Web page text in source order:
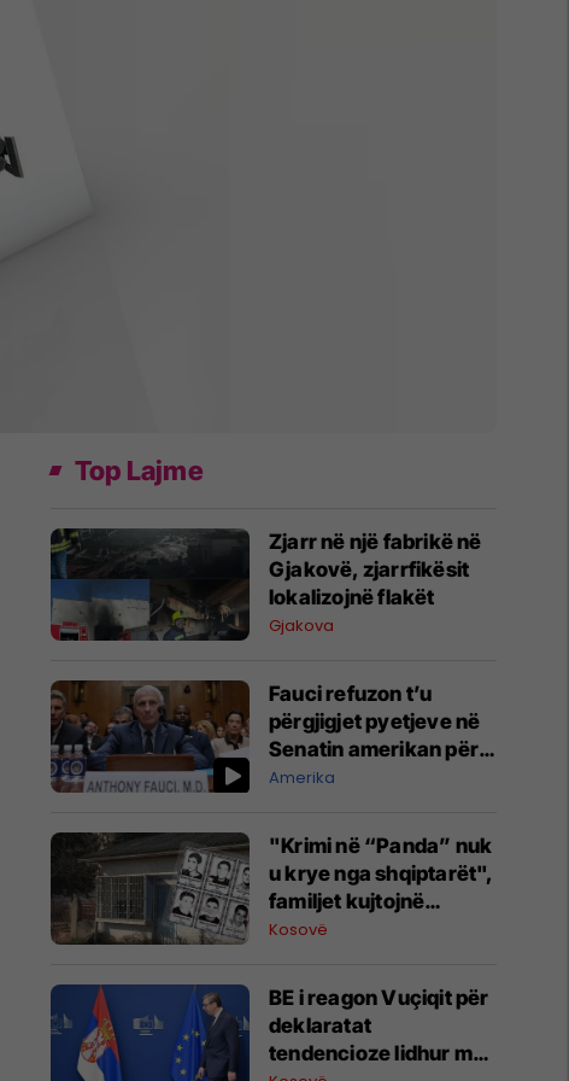
Top Lajme
Zjarr në një fabrikë në
Gjakovë, zjarrfikësit
lokalizojnë flakët
Gjakova
Fauci refuzon t’u
përgjigjet pyetjeve në
Senatin amerikan për
COVID-19
Amerika
"Krimi në “Panda” nuk
u krye nga shqiptarët",
familjet kujtojnë
deklaratat e Vuçiqit
zbardhjen e rastit
Kosovë
BE i reagon Vuçiqit për
deklaratat
tendencioze lidhur me